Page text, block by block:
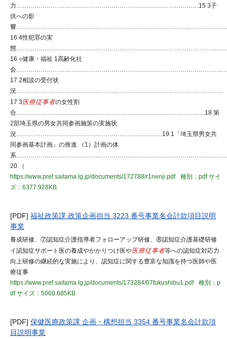
力………………………………………………………………………………15 3子
供への影
響
16 4性犯罪の実
態
16 ○健康・福祉 1高齢化社
会
17 2相談の受付状
況…………………………………………………………………………………………
17 3医療従事者の女性割
合…………………………………………………………………………………18 第
2部埼玉県の男女共同参画施策の実施状
況………………………………………………………………19 1「埼玉県男女共
同参画基本計画」の推進 （1）計画の体
系
20 （
https://www.pref.saitama.lg.jp/documents/172788/r1nenji.pdf
種別：pdfサイ
ズ：6377.928KB
[PDF] 福祉政策課 政策企画担当 3223 番号事業名会計款項目説明
事業
養成研修、⑦認知症介護指導者フォローアップ研修、⑧認知症介護基礎研修
イ認知症サポート医の養成やかかりつけ医や医療従事者等への認知症対応力
向上研修の継続的な実施により、認知症に関する豊富な知識を持つ医師や医
療従事
https://www.pref.saitama.lg.jp/documents/173284/07fukushibu1.pdf
種別：p
dfサイズ：5060.685KB
[PDF] 保健医療政策課 企画・構想担当 3354 番号事業名会計款項
目説明事業